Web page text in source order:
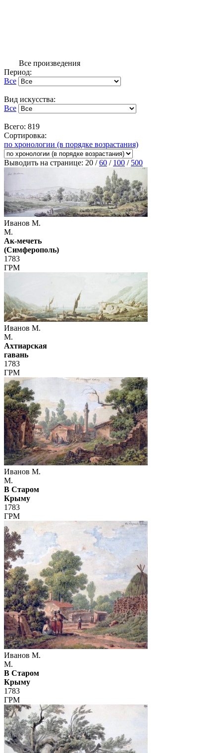
Все произведения
Период:
Все
Вид искусства:
Все
Всего: 819
Сортировка:
по хронологии (в порядке возрастания)
Выводить на странице: 20 /60 / 100 / 500
Иванов М.
М.
Ак-мечеть
(Симферополь)
1783
ГРМ
Иванов М.
М.
Ахтиарская
гавань
1783
ГРМ
Иванов М.
М.
В Старом
Крыму
1783
ГРМ
Иванов М.
М.
В Старом
Крыму
1783
ГРМ